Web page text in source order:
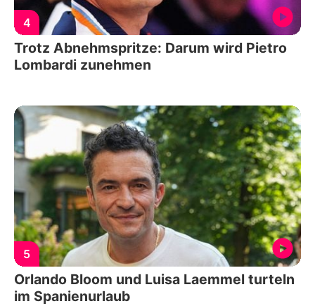
4
Trotz Abnehmspritze: Darum wird Pietro
Lombardi zunehmen
5
Orlando Bloom und Luisa Laemmel turteln
im Spanienurlaub